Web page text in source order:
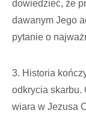
dowiedzieć, że
dawanym Jego
pytanie o
3. Historia
odkrycia skarbu.
wiara w Jezusa